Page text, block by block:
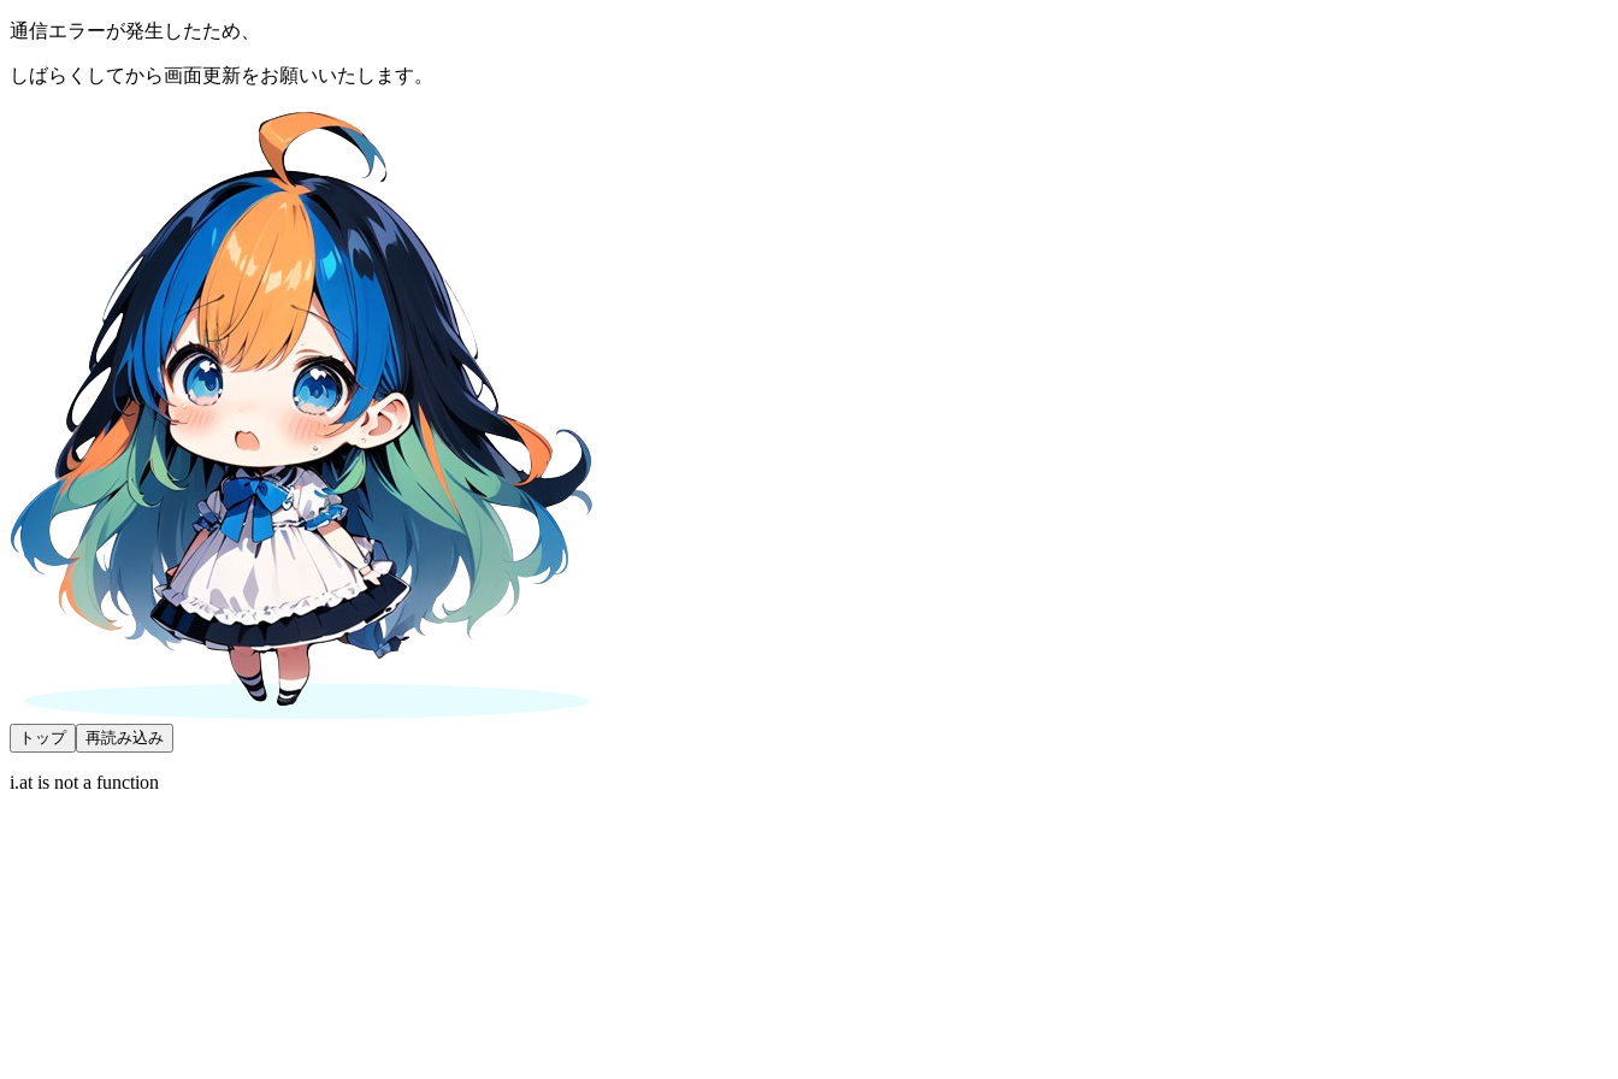
通信エラーが発生したため、
しばらくしてから画面更新をお願いいたします。
トップ 再読み込み
i.at is not a function